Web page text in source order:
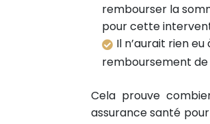
rembourser la
pour cette
Il n’aurait rien
remboursement de
Cela prouve
assurance santé